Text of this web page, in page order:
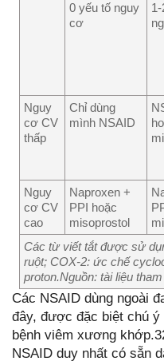
0 yếu tố nguy
cơ
Nguy
cơ CV
thấp
Chỉ dùng
mình NSAID
Nguy
cơ CV
cao
Naproxen +
PPI hoặc
misoprostol
Các từ viết tắt được sử
ruột; COX-2: ức chế
proton.Nguồn: tài liệu
Các NSAID dùng ngoài
đây, được đặc biệt chú
bệnh viêm xương
NSAID duy nhất có sẵn